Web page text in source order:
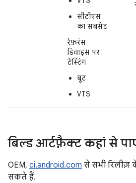
सीटीएस
का सबसेट
रेफ़रंस
डिवाइस पर
टेस्टिंग
बूट
VTS
बिल्ड आर्टफ़ैक्ट कहां से
OEM, ci.android.com से सभी रिलीज़
सकते हैं.